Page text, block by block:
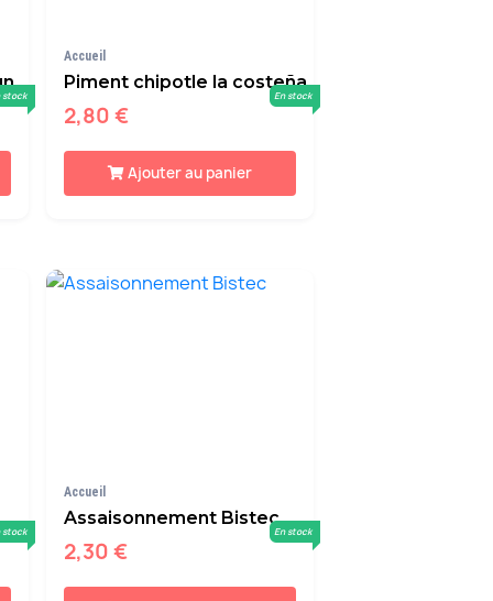
stock
Accueil
Piment chipotle la costeña
2,80 €
En stock
Ajouter au panier
stock
Accueil
Assaisonnement Bistec
2,30 €
En stock